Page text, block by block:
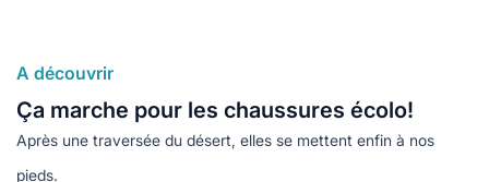
au naturel
végétariennes
locales
naturelle
naturel
témoignages
A découvrir
Ça marche pour les chaussures écolo!
Après une traversée du désert, elles se mettent enfin à nos
pieds.